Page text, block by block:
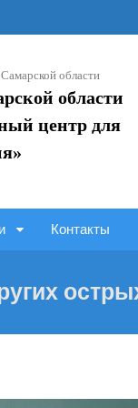
области
области
центр для
Контакты